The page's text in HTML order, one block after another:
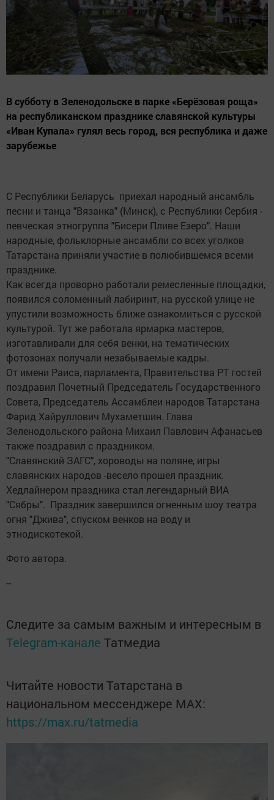
В субботу в Зеленодольске в парке «Берёзовая роща»
на республиканском празднике славянской культуры
«Иван Купала» гулял весь город, вся республика и даже
зарубежье
С Республики Беларусь приехал народный ансамбль
песни и танца "Вязанка" (Минск), с Республики Сербия -
певческая этногруппа "Бисери Пливе Езеро". Наши
народные, фольклорные ансамбли со всех уголков
Татарстана приняли участие в полюбившемся всеми
празднике.
Как всегда проворно работали ремесленные площадки,
появился соломенный лабиринт, на русской улице не
упустили возможность ближе ознакомиться с русской
культурой. Тут же работала ярмарка мастеров,
изготавливали для себя венки, на тематических
фотозонах получали незабываемые кадры.
От имени Раиса, парламента, Правительства РТ гостей
поздравил Почетный Председатель Государственного
Совета, Председатель Ассамблеи народов Татарстана
Фарид Хайруллович Мухаметшин. Глава
Зеленодольского района Михаил Павлович Афанасьев
также поздравил с праздником.
"Славянский ЗАГС", хороводы на поляне, игры
славянских народов -весело прошел праздник.
Хедлайнером праздника стал легендарный ВИА
"Сябры". Праздник завершился огненным шоу театра
огня "Джива", спуском венков на воду и
этнодискотекой.
Фото автора.
--
Следите за самым важным и интересным в
Telegram-канале Татмедиа
Читайте новости Татарстана в
национальном мессенджере MАХ:
https://max.ru/tatmedia